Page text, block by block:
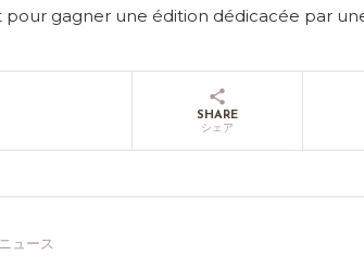
pour gagner une édition dédicacée par
SHARE
シェア
ュース